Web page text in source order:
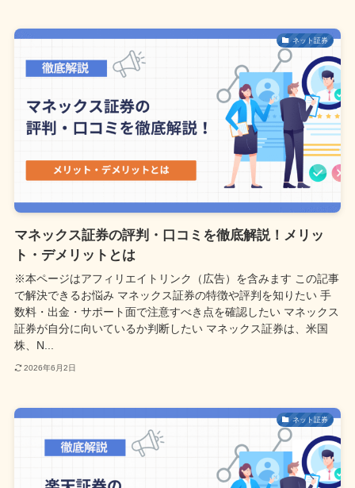
ネット証券
マネックス証券の評判・口コミを徹底解説！メリッ
ト・デメリットとは
※本ページはアフィリエイトリンク（広告）を含みます この記事
で解決できるお悩み マネックス証券の特徴や評判を知りたい 手
数料・出金・サポート面で注意すべき点を確認したい マネックス
証券が自分に向いているか判断したい マネックス証券は、米国
株、N...
2026年6月2日
ネット証券